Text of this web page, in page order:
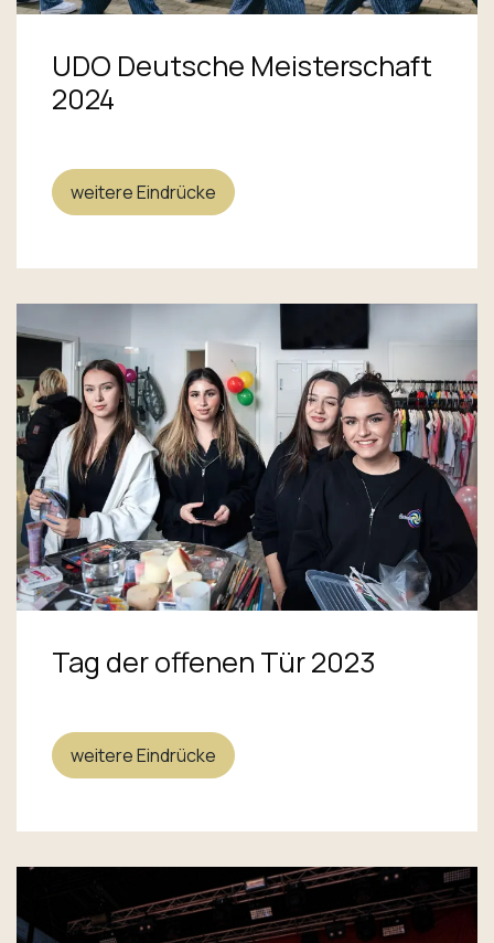
UDO Deutsche Meisterschaft
2024
weitere Eindrücke
Tag der offenen Tür 2023
weitere Eindrücke